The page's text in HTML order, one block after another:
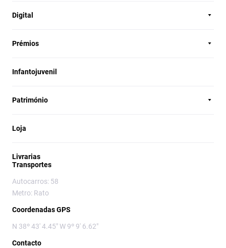
Digital
Prémios
Infantojuvenil
Património
Loja
Livrarias
Transportes
Autocarros: 58
Metro: Rato
Coordenadas GPS
N 38º 43' 4.45" W 9º 9' 6.62"
Contacto